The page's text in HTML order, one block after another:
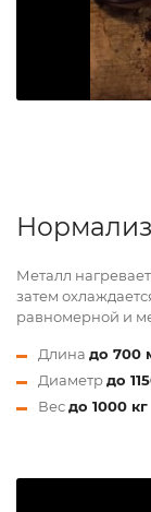
Металл
затем
равномерной и
Длина до 700
Диаметрдо
Весдо 1000 кг